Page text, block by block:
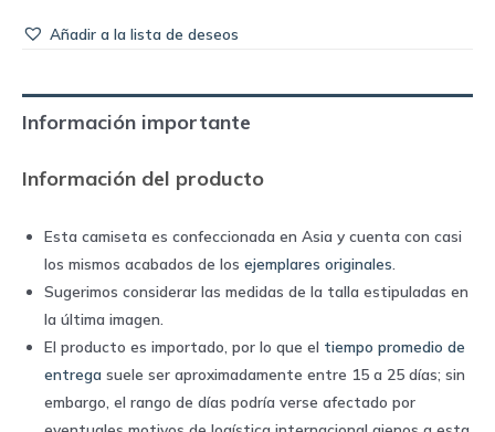
Añadir a la lista de deseos
Información importante
Información del producto
Esta camiseta es confeccionada en Asia y cuenta con casi
los mismos acabados de los ejemplares originales
Sugerimos considerar las medidas de la talla estipuladas en
la última imagen.
El producto es importado, por lo que el tiempo promedio de
entrega suele ser aproximadamente entre 15 a 25 días; sin
embargo, el rango de días podría verse afectado por